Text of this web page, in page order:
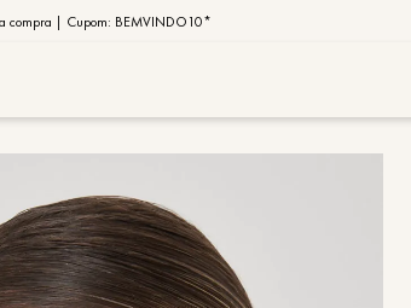
- Seu look merece!
compra | Cupom: BEMVINDO10*
| Preview Índia
TERMOS MAIS BUSCADOS
2
3º